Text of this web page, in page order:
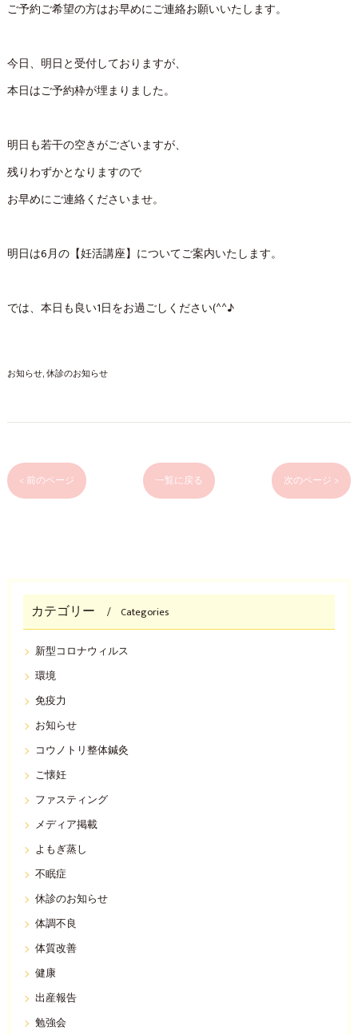
ご予約ご希望の方はお早めにご連絡お願いいたします。
今日、明日と受付しておりますが、
本日はご予約枠が埋まりました。
明日も若干の空きがございますが、
残りわずかとなりますので
お早めにご連絡くださいませ。
明日は6月の【妊活講座】についてご案内いたします。
では、本日も良い1日をお過ごしください(^^♪
お知らせ 休診のお知らせ
< 前のページ 一覧に戻る 次のページ >
カテゴリー Categories
新型コロナウィルス
環境
免疫力
お知らせ
コウノトリ整体鍼灸
ご懐妊
ファスティング
メディア掲載
よもぎ蒸し
不眠症
休診のお知らせ
体調不良
体質改善
健康
出産報告
勉強会